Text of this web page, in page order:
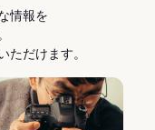
情報を
ただけます。